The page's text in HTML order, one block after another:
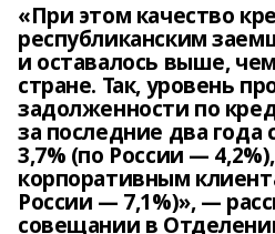
«При этом качество
республиканским
и оставалось выше,
стране. Так, уровень
задолженности по
за последние два года
3,7% (по России —
корпоративным
России — 7,1%)», —
совещании в